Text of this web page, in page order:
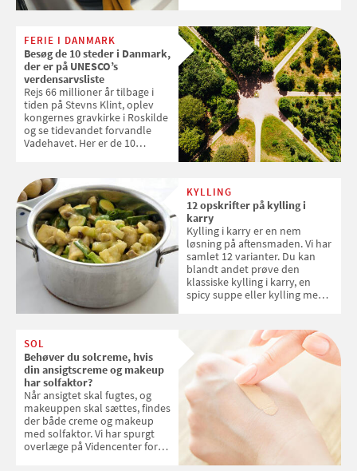
enkle råd til at spare penge på
tøjvasken
FERIE I DANMARK
Besøg de 10 steder i Danmark,
der er på UNESCO’s
verdensarvsliste
Rejs 66 millioner år tilbage i
tiden på Stevns Klint, oplev
kongernes gravkirke i Roskilde
og se tidevandet forvandle
Vadehavet. Her er de 10
KYLLING
12 opskrifter på kylling i
karry
Kylling i karry er en nem
løsning på aftensmaden. Vi har
samlet 12 varianter. Du kan
blandt andet prøve den
klassiske kylling i karry, en
spicy suppe eller kylling med
SOL
Behøver du solcreme, hvis
din ansigtscreme og makeup
har solfaktor?
Når ansigtet skal fugtes, og
makeuppen skal sættes, findes
der både creme og makeup
med solfaktor. Vi har spurgt
overlæge på Videncenter for